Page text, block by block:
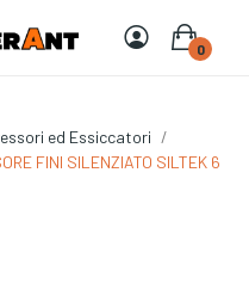
0
ed Essiccatori
FINI SILENZIATO SILTEK 6